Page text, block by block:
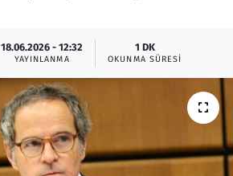
18.06.2026 - 12:32
YAYINLANMA
1 DK
OKUNMA SÜRESI